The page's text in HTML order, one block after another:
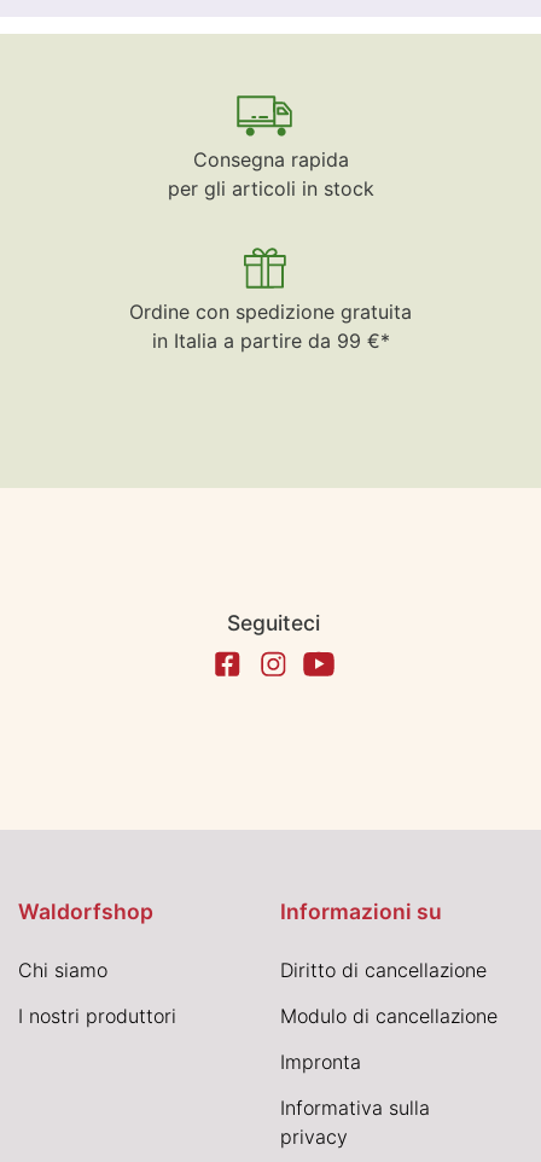
Consegna rapida
per gli articoli in stock
Ordine con spedizione gratuita
in Italia a partire da 99 €*
Seguiteci
Waldorfshop
Chi siamo
I nostri produttori
Informazioni su
Diritto di cancellazione
Modulo di cancellazione
Impronta
Informativa sulla
privacy